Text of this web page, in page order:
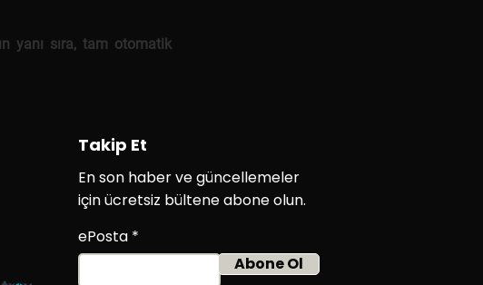
yanı sıra, tam otomatik
Takip Et
En son haber ve güncellemeler
için ücretsiz bültene abone olun.
ePosta
Abone Ol